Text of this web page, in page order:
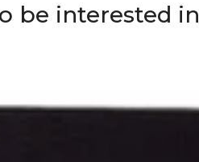
be interested in